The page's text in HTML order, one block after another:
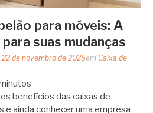
para móveis: A
suas mudanças
22 de novembro de 2025em Caixa de
benefícios das caixas de
e ainda conhecer uma empresa